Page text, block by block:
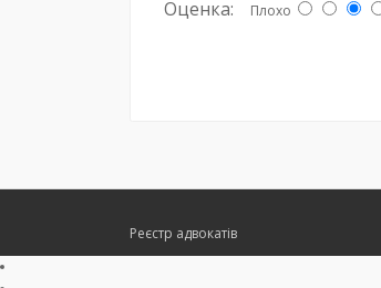
Оценка: Плохо
Реєстр адвокатів